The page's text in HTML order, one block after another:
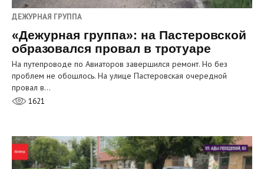
ДЕЖУРНАЯ ГРУППА
«Дежурная группа»: на Пастеровской
образовался провал в тротуаре
На путепроводе по Авиаторов завершился ремонт. Но без
проблем не обошлось. На улице Пастеровская очередной
провал в…
1621